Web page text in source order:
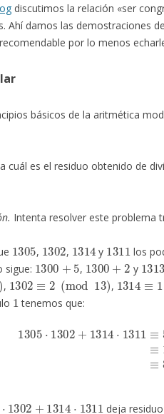
discutimos la relación «ser
Ahí damos las demostraciones
por lo menos
básicos de la aritmética
cuál es el residuo obtenido de
Intenta resolver este problema
1305
,
1302
,
1314
y
1311
los
sigue:
1300+ 5
,
1300+2
y
,
1302≡2(mod13)
,
1314≡1(
1
tenemos que:
1302+1314⋅1311≡5⋅ +1⋅11≡
1302 1314 1311
deja